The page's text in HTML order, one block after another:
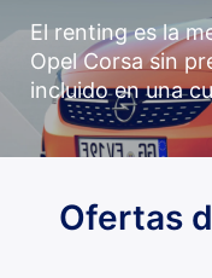
El renting es la
Opel Corsa sin
incluido en una
Ofertas